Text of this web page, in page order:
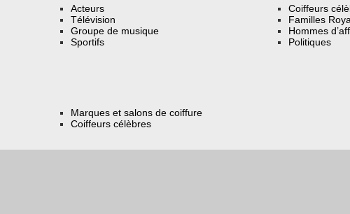
Acteurs
Télévision
Groupe de musique
Sportifs
Coiffeurs
Familles
Hommes
Politiques
Marques et salons de coiffure
Coiffeurs célèbres